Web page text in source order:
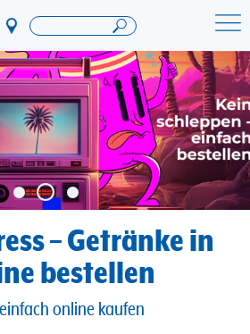
– Getränke in
bestellen
online kaufen